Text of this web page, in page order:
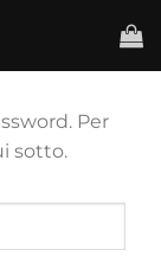
Per
sotto.